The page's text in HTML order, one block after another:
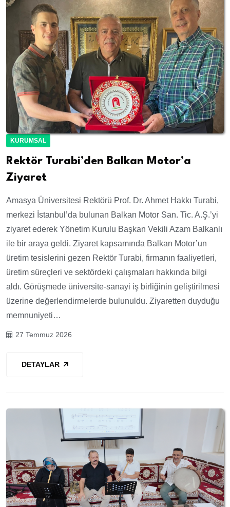
KURUMSAL
Rektör Turabi’den Balkan Motor’a
Ziyaret
Amasya Üniversitesi Rektörü Prof. Dr. Ahmet Hakkı Turabi,
merkezi İstanbul’da bulunan Balkan Motor San. Tic. A.Ş.’yi
ziyaret ederek Yönetim Kurulu Başkan Vekili Azam Balkanlı
ile bir araya geldi. Ziyaret kapsamında Balkan Motor’un
üretim tesislerini gezen Rektör Turabi, firmanın faaliyetleri,
üretim süreçleri ve sektördeki çalışmaları hakkında bilgi
aldı. Görüşmede üniversite-sanayi iş birliğinin geliştirilmesi
üzerine değerlendirmelerde bulunuldu. Ziyaretten duyduğu
memnuniyeti…
27 Temmuz 2026
DETAYLAR